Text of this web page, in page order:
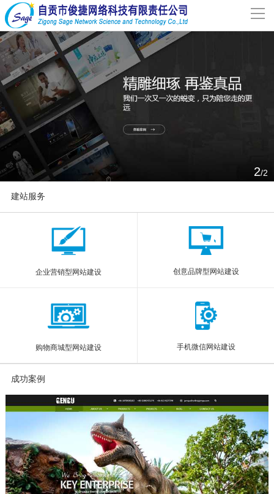
导
网站首页
关于我们
解决方案
新闻动态
2/2
建站服务
企业营销型网站建设 创意品牌型网站建设
购物商城型网站建设 手机微信网站建设
成功案例
More